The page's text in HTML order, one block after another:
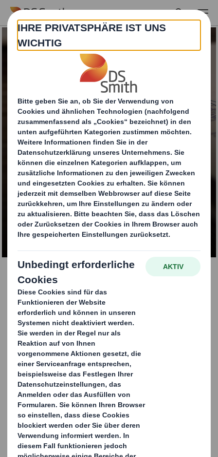
Skip to main content
Verpackungen aus
Karton und Wellpappe
KONTAKT AUFNEHMEN
Verpackungen aus
Karton & Wellpappe
Verpackungen sind unser Produkt. Abgestimmt auf die
funktionalen Anforderungen bieten wir
unterschiedliche Verpackungslösungen aus Wellpappe
für verschiedene Marktsegmente an.
Hochwertige und innovative
Verpackungslösungen aus Wellpappe und
Materialkombinationen